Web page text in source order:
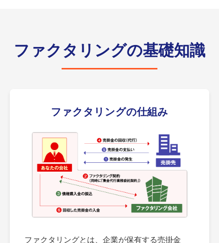
ファクタリングの基礎知識
ファクタリングの仕組み
ファクタリングとは、企業が保有する売掛金